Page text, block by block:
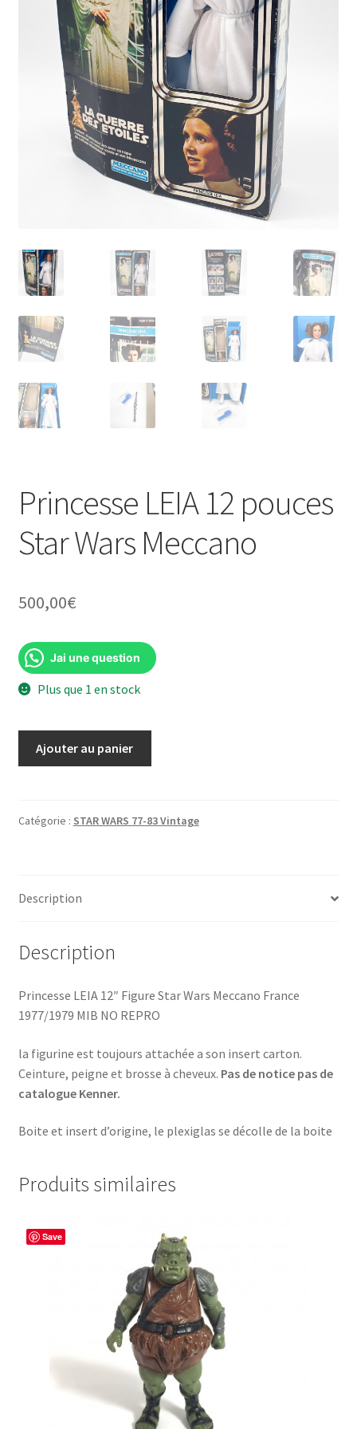
Princesse LEIA 12 pouces
Star Wars Meccano
500,00€
Jai une question
Plus que 1 en stock
12
Meccano
Ajouter au panier
Catégorie : STAR WARS 77-83 Vintage
Description
Description
Princesse LEIA 12″ Figure Star Wars Meccano France
1977/1979 MIB NO REPRO
la figurine est toujours attachée a son insert carton.
Ceinture, peigne et brosse à cheveux. Pas de notice pas de
catalogue Kenner.
Boite et insert d’origine, le plexiglas se décolle de la boite
Produits similaires
Save